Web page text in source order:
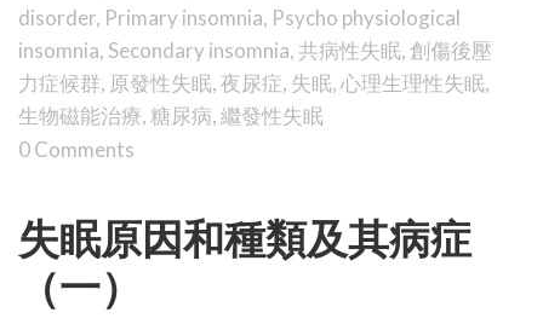
disorder, Primary insomnia, Psycho physiological
insomnia, Secondary insomnia,共病性失眠,創傷後壓
力症候群, 原發性失眠,夜尿症, 失眠,心理生理性失眠,
生物磁能治療,糖尿病,繼發性失眠
0 Comments
失眠原因和種類及其病症
（一）